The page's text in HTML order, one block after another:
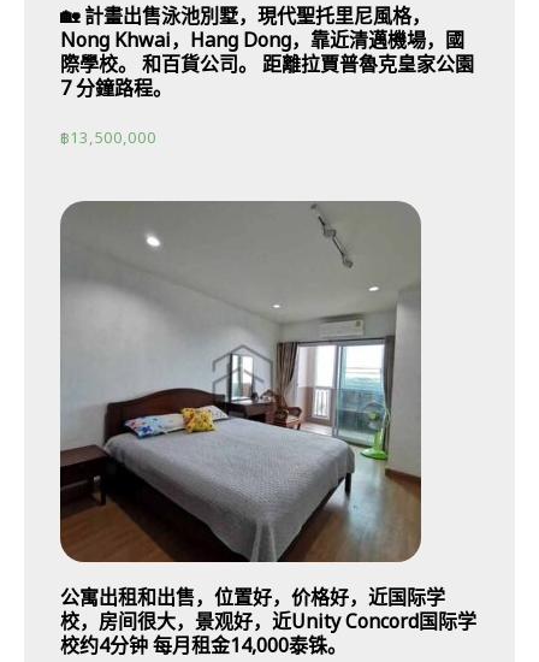
🏡 計畫出售泳池別墅，現代聖托里尼風格，
Nong Khwai，Hang Dong，靠近清邁機場，國
際學校。 和百貨公司。 距離拉賈普魯克皇家公園
7 分鐘路程。
฿13,500,000
公寓出租和出售，位置好，价格好，近国际学
校，房间很大，景观好，近Unity Concord国际学
校约4分钟 每月租金14,000泰铢。